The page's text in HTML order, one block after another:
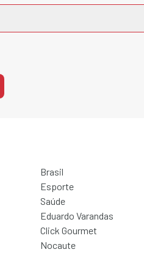
Brasil
Esporte
Saúde
Eduardo Varandas
Click Gourmet
Nocaute